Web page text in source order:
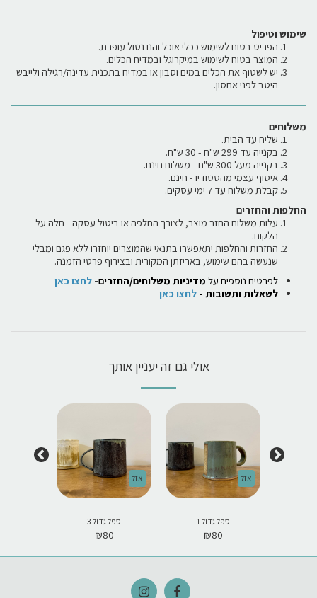
שימוש וטיפול
הפריט בטוח לשימוש ככלי אוכל והנו נטול עופרת.
המוצר בטוח לשימוש במיקרוגל ובמדיח הכלים.
יש לשטוף את הכלים במים וסבון או במדיח בתכנית עדינה/רגילה ולייבש
היטב לפני אחסון.
משלוחים
שליח עד הבית.
בקנייה עד 299 ש"ח - 30 ש"ח.
בקנייה מעל 300 ש"ח - משלוח חינם.
איסוף עצמי מהסטודיו - חינם.
קבלת משלוח עד 7 ימי עסקים.
החלפות והחזרים
עלות משלוח החזר מוצר, לצורך החלפה או ביטול עסקה - חלה על
הלקוח.
החזרות והחלפות יתאפשרו בתנאי שהמוצרים יוחזרו ללא פגם ומבלי
שנעשה בהם שימוש, באריזתן המקורית ובצירוף פרטי הזמנה.
לפרטים נוספים על מדיניות משלוחים/החזרים- לחצו כאן
לשאלות ותשובות - לחצו כאן
אולי גם זה יעניין אותך
אזל
ספל גדול 1
₪80
אזל
ספל גדול 3
₪80